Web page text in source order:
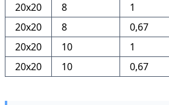
20х20
8 1
20х20
8 0,67
20х20
10 1
20х20
10 0,67